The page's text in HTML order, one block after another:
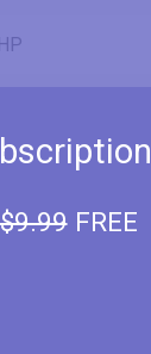
$9.99FREE
HP
M2J79A8